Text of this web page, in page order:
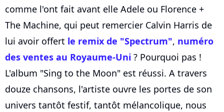
comme l'ont fait avant elle Adele ou Florence +
The Machine, qui peut remercier Calvin Harris de
lui avoir offert le remix de "Spectrum", numéro
des ventes au Royaume-Uni ? Pourquoi pas !
L'album "Sing to the Moon" est réussi. A travers
douze chansons, l'artiste ouvre les portes de son
univers tantôt festif, tantôt mélancolique, nous